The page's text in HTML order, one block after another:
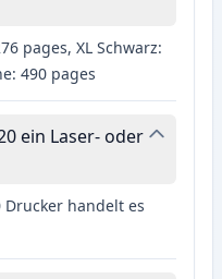
pages, XL Schwarz:
490 pages
ein Laser- oder
Drucker handelt es